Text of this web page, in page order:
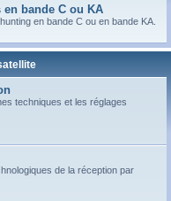
r
en bande C ou KA
en bande C ou en bande KA.
techniques et les réglages
de la réception par